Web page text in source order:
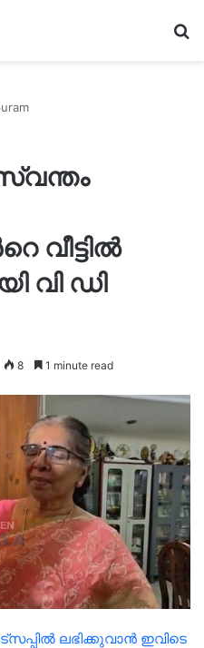
വീട്ടിൽ
വി ഡി
8 1 minute read
ലഭിക്കുവാൻ ഇവിടെ